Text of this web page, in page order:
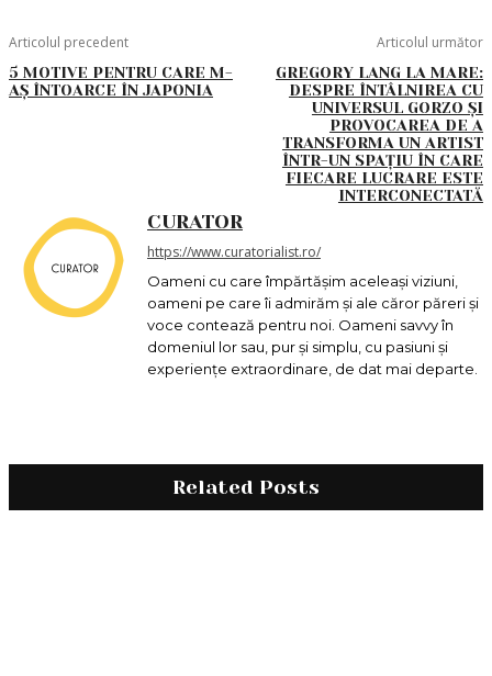
Articolul precedent
5 MOTIVE PENTRU CARE M-
AȘ ÎNTOARCE ÎN JAPONIA
Articolul următor
GREGORY LANG LA MARE:
DESPRE ÎNTÂLNIREA CU
UNIVERSUL GORZO ȘI
PROVOCAREA DE A
TRANSFORMA UN ARTIST
ÎNTR-UN SPAȚIU ÎN CARE
FIECARE LUCRARE ESTE
INTERCONECTATĂ
CURATOR
https://www.curatorialist.ro/
Oameni cu care împărtășim aceleași viziuni,
oameni pe care îi admirăm și ale căror păreri și
voce contează pentru noi. Oameni savvy în
domeniul lor sau, pur și simplu, cu pasiuni și
experiențe extraordinare, de dat mai departe.
Related Posts